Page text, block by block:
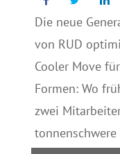
Die neue
von RUD
Cooler Move
Formen: Wo
zwei
tonnenschwere